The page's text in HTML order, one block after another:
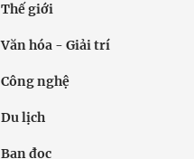
Thế giới
Văn hóa - Giải trí
Công nghệ
Du lịch
Bạn đọc